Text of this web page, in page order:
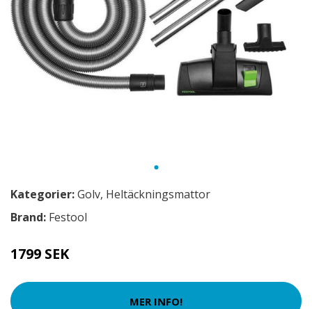
Kategorier:Golv, Heltäckningsmattor
Brand: Festool
1799 SEK
MER INFO!